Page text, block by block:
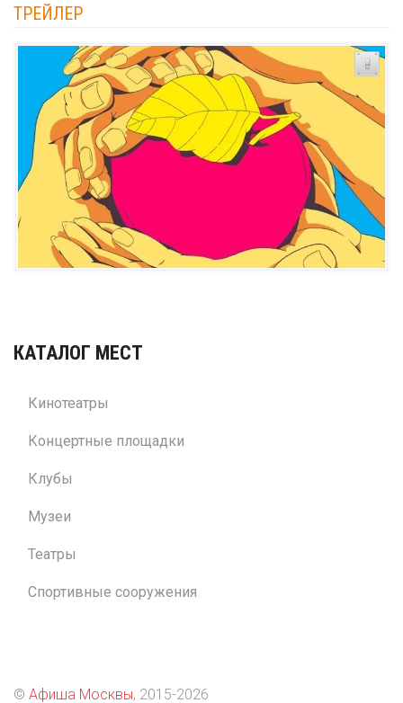
ТРЕЙЛЕР
КАТАЛОГ МЕСТ
Кинотеатры
Концертные площадки
Клубы
Музеи
Театры
Спортивные сооружения
© Афиша Москвы, 2015-2026